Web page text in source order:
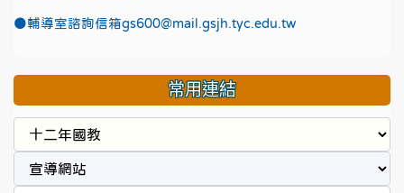
●輔導室諮詢信箱gs600@mail.gsjh.tyc.edu.tw
常用連結